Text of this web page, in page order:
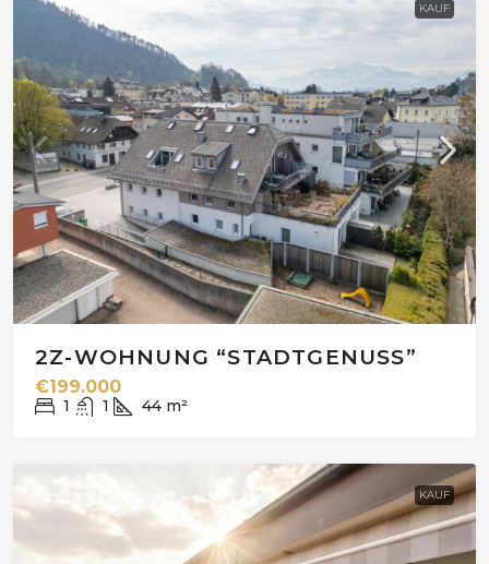
KAUF
2Z-WOHNUNG “STADTGENUSS”
€199.000
1 1 44 m²
KAUF